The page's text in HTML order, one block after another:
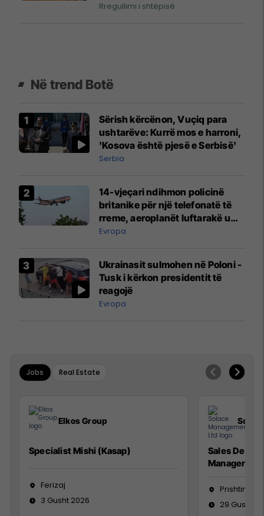
Rregullimi i shtëpisë
Në trend Botë
Sërish kërcënon, Vuçiq para
ushtarëve: Kurrë mos e harroni,
'Kosova është pjesë e Serbisë'
Serbia
14-vjeçari ndihmon policinë
britanike për një telefonatë të
rreme, aeroplanët luftarakë u
ngritën në ajër për të
Mançesterit
Evropa
Ukrainasit sulmohen në Poloni -
Tusk i kërkon presidentit të
reagojë
Evropa
Jobs Real Estate
Elkos Group
Specialist Mishi (Kasap)
Ferizaj
3 Gusht 2026
Sales
Manager
Prishtinë
29 Gusht